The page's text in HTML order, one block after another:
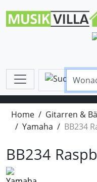
Home Gitarren &
Yamaha
BB234
BB234